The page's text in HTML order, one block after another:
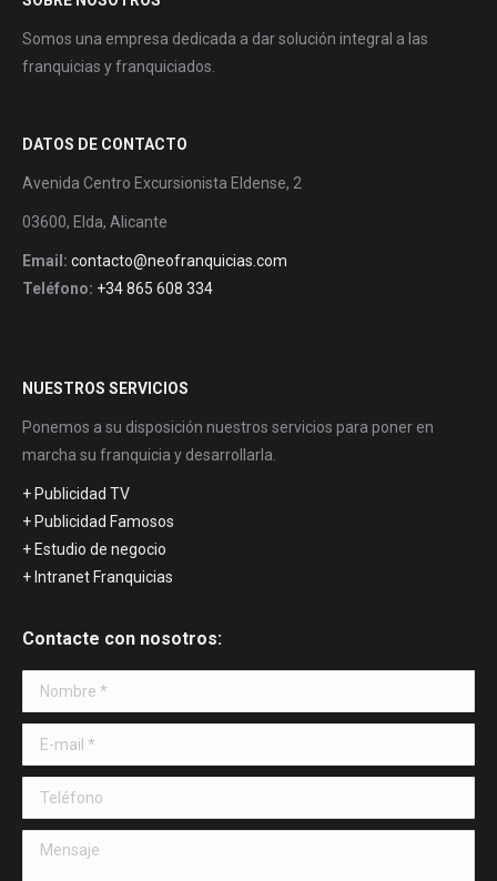
Somos una empresa dedicada a dar solución integral a las
franquicias y franquiciados.
DATOS DE CONTACTO
Avenida Centro Excursionista Eldense, 2
03600, Elda, Alicante
Email: contacto@neofranquicias.com
Teléfono: +34 865 608 334
NUESTROS SERVICIOS
Ponemos a su disposición nuestros servicios para poner en
marcha su franquicia y desarrollarla.
+ Publicidad TV
+ Publicidad Famosos
+ Estudio de negocio
+ Intranet Franquicias
Contacte con nosotros:
Nombre *
E-mail *
Teléfono
Mensaje